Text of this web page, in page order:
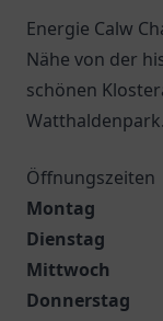
Energie Calw
Nähe von der
schönen
Watthaldenpark.
Öffnungszeiten
Montag
Dienstag
Mittwoch
Donnerstag